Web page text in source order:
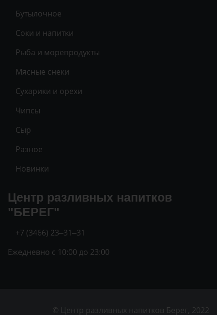
Бутылочное
Соки и напитки
Рыба и морепродукты
Мясные снеки
Сухарики и орехи
Чипсы
Сыр
Разное
Новинки
Центр разливных напитков
"БЕРЕГ"
+7 (3466) 23‒31‒31
Ежедневно с 10:00 до 23:00
© Центр разливных напитков Берег, 2022